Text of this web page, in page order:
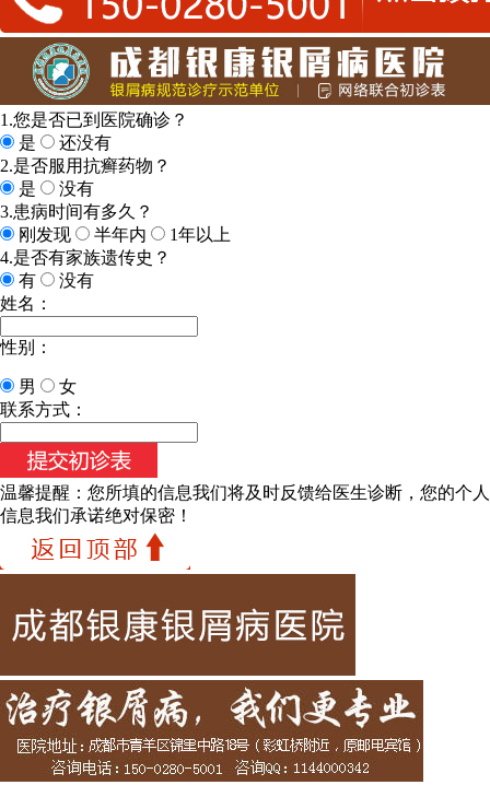
1.您是否已到医院确诊？
是
还没有
2.是否服用抗癣药物？
是
没有
3.患病时间有多久？
刚发现
半年内
1年以上
4.是否有家族遗传史？
有
没有
姓名：
性别：
男
女
联系方式：
温馨提醒： 您所填的信息我们将及时反馈给医生诊断，您的个人
信息我们承诺绝对保密！